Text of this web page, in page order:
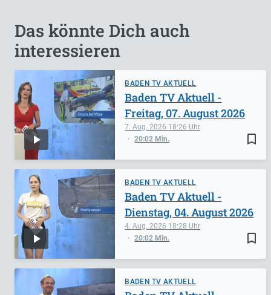
Das könnte Dich auch
interessieren
BADEN TV AKTUELL
bookmark_border
7. Aug. 2026 18:26
20:02 Min.
Baden TV Aktuell -
Freitag, 07. August 2026
BADEN TV AKTUELL
bookmark_border
4. Aug. 2026 18:28
20:02 Min.
Baden TV Aktuell -
Dienstag, 04. August 2026
BADEN TV AKTUELL